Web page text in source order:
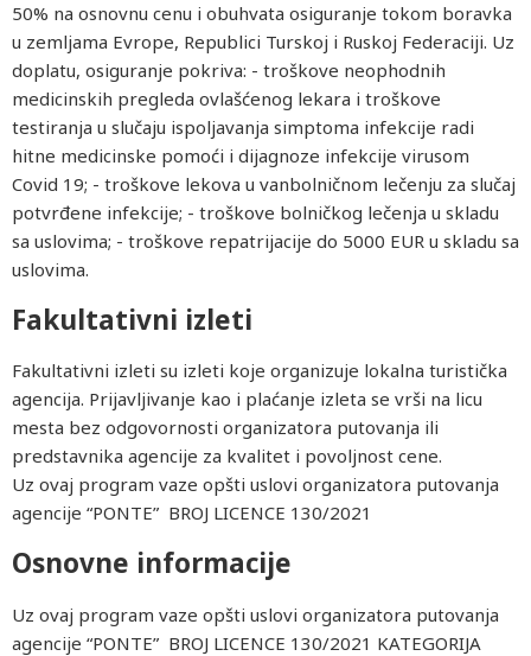
50% na osnovnu cenu i obuhvata osiguranje tokom boravka
u zemljama Evrope, Republici Turskoj i Ruskoj Federaciji. Uz
doplatu, osiguranje pokriva: - troškove neophodnih
medicinskih pregleda ovlašćenog lekara i troškove
testiranja u slučaju ispoljavanja simptoma infekcije radi
hitne medicinske pomoći i dijagnoze infekcije virusom
Covid 19; - troškove lekova u vanbolničnom lečenju za slučaj
potvrđene infekcije; - troškove bolničkog lečenja u skladu
sa uslovima; - troškove repatrijacije do 5000 EUR u skladu sa
uslovima.
Fakultativni izleti
Fakultativni izleti su izleti koje organizuje lokalna turistička
agencija. Prijavljivanje kao i plaćanje izleta se vrši na licu
mesta bez odgovornosti organizatora putovanja ili
predstavnika agencije za kvalitet i povoljnost cene.
Uz ovaj program vaze opšti uslovi organizatora putovanja
agencije “PONTE” BROJ LICENCE 130/2021
Osnovne informacije
Uz ovaj program vaze opšti uslovi organizatora putovanja
agencije “PONTE” BROJ LICENCE 130/2021 KATEGORIJA